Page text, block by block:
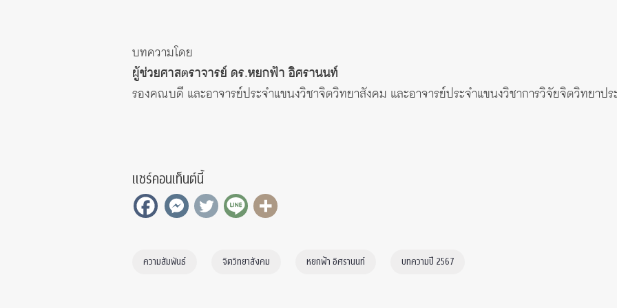
บทความโดย
ผู้ช่วยศาสตราจารย์ ดร.หยกฟ้า อิศรานนท์
รองคณบดี และอาจารย์ประจำแขนงวิชาจิตวิทยาสังคม และอาจารย์ประจำแขนงวิชาการวิจัยจิตวิทยาป
แชร์คอนเท็นต์นี้
ความสัมพันธ์ จิตวิทยาสังคม หยกฟ้า อิศรานนท์ บทความปี 2567